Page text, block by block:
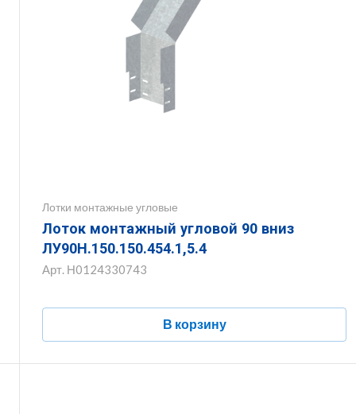
Лотки монтажные угловые
Лоток монтажный угловой 90 вниз
ЛУ90Н.150.150.454.1,5.4
Арт. Н0124330743
В корзину